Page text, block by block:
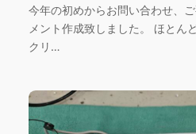
今年の初めからお問い合わせ、
メント作成致しました。 ほとん
クリ…